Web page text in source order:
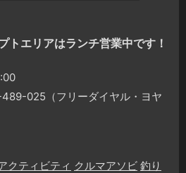
トエリアはランチ営業中です！
025（フリーダイヤル・ヨヤ
クティビティ クルマアソビ 釣り